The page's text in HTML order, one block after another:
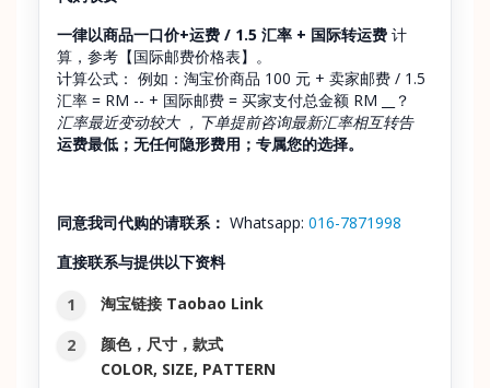
一律以商品一口价+运费 / 1.5 汇率 + 国际转运费 计
算，参考【国际邮费价格表】。
计算公式： 例如：淘宝价商品 100 元 + 卖家邮费 / 1.5
汇率 = RM -- + 国际邮费 = 买家支付总金额 RM __？
汇率最近变动较大 ，下单提前咨询最新汇率相互转告
运费最低；无任何隐形费用；专属您的选择。
同意我司代购的请联系： Whatsapp: 016-7871998
直接联系与提供以下资料
淘宝链接 Taobao Link
颜色，尺寸，款式
COLOR, SIZE, PATTERN